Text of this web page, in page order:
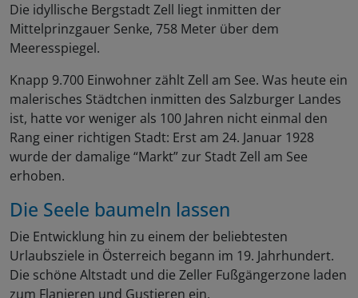
Die idyllische Bergstadt Zell liegt inmitten der
Mittelprinzgauer Senke, 758 Meter über dem
Meeresspiegel.
Knapp 9.700 Einwohner zählt Zell am See. Was heute ein
malerisches Städtchen inmitten des Salzburger Landes
ist, hatte vor weniger als 100 Jahren nicht einmal den
Rang einer richtigen Stadt: Erst am 24. Januar 1928
wurde der damalige “Markt” zur Stadt Zell am See
erhoben.
Die Seele baumeln lassen
Die Entwicklung hin zu einem der beliebtesten
Urlaubsziele in Österreich begann im 19. Jahrhundert.
Die schöne Altstadt und die Zeller Fußgängerzone laden
zum Flanieren und Gustieren ein.